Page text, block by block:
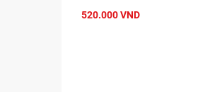
520.000 VND